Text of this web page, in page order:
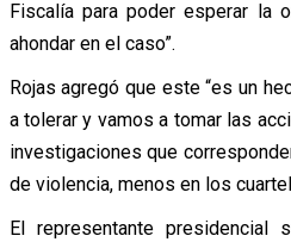
Fiscalía para poder esperar la
ahondar en el caso”.
Rojas agregó que este “es un
a tolerar y vamos a tomar las
investigaciones que
de violencia, menos en los
El representante presidencial